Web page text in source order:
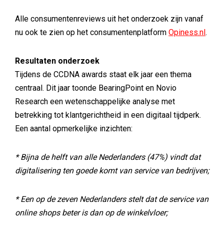
Alle consumentenreviews uit het onderzoek zijn vanaf
nu ook te zien op het consumentenplatform Opiness.nl.
Resultaten onderzoek
Tijdens de CCDNA awards staat elk jaar een thema
centraal. Dit jaar toonde BearingPoint en Novio
Research een wetenschappelijke analyse met
betrekking tot klantgerichtheid in een digitaal tijdperk.
Een aantal opmerkelijke inzichten:
* Bijna de helft van alle Nederlanders (47%) vindt dat
digitalisering ten goede komt van service van bedrijven;
* Een op de zeven Nederlanders stelt dat de service van
online shops beter is dan op de winkelvloer;